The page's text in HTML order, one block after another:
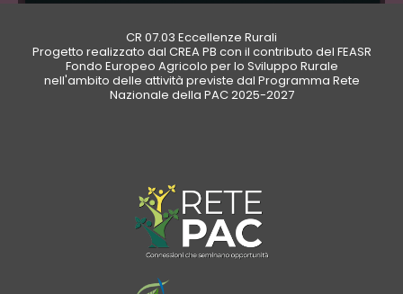
CR 07.03 Eccellenze Rurali
Progetto realizzato dal CREA PB con il contributo del FEASR
Fondo Europeo Agricolo per lo Sviluppo Rurale
nell'ambito delle attività previste dal Programma Rete
Nazionale della PAC 2025-2027